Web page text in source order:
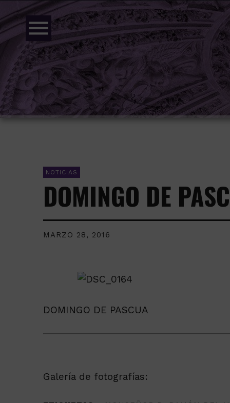
menu
NOTICIAS
DOMINGO DE
MARZO 28, 2016
DOMINGO DE PASCUA
Galería de fotografías: